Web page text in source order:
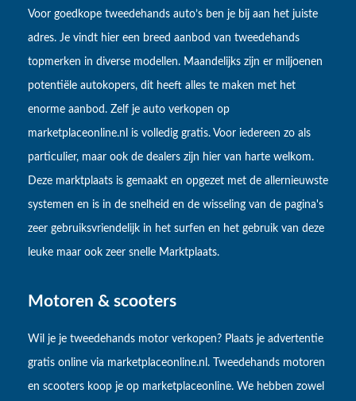
Voor goedkope tweedehands auto’s ben je bij aan het juiste
adres. Je vindt hier een breed aanbod van tweedehands
topmerken in diverse modellen. Maandelijks zijn er miljoenen
potentiële autokopers, dit heeft alles te maken met het
enorme aanbod. Zelf je auto verkopen op
marketplaceonline.nl is volledig gratis. Voor iedereen zo als
particulier, maar ook de dealers zijn hier van harte welkom.
Deze marktplaats is gemaakt en opgezet met de allernieuwste
systemen en is in de snelheid en de wisseling van de pagina's
zeer gebruiksvriendelijk in het surfen en het gebruik van deze
leuke maar ook zeer snelle Marktplaats.
Motoren & scooters
Wil je je tweedehands motor verkopen? Plaats je advertentie
gratis online via marketplaceonline.nl. Tweedehands motoren
en scooters koop je op marketplaceonline. We hebben zowel